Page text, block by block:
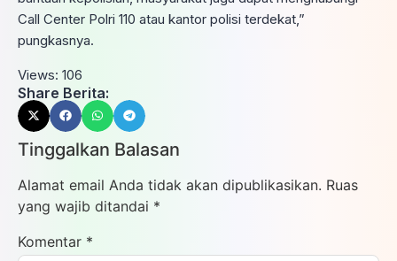
Call Center Polri 110 atau kantor polisi terdekat,”
pungkasnya.
Views: 106
Share Berita:
Tinggalkan Balasan
Alamat email Anda tidak akan dipublikasikan. Ruas
yang wajib ditandai *
Komentar *